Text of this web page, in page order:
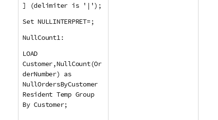
] (delimiter is '|');
Set NULLINTERPRET=;
NullCount1:
LOAD
Customer,NullCount(Or
derNumber) as
NullOrdersByCustomer
Resident Temp Group
By Customer;